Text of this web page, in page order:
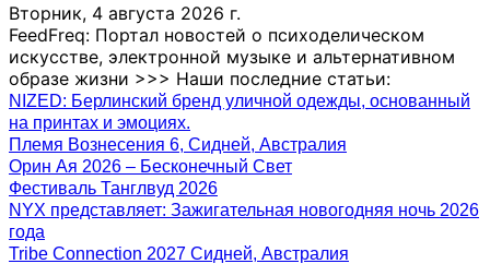
Вторник, 4 августа 2026 г.
FeedFreq: Портал новостей о психоделическом
искусстве, электронной музыке и альтернативном
образе жизни >>> Наши последние статьи:
NIZED: Берлинский бренд уличной одежды, основанный
на принтах и ​​эмоциях.
Племя Вознесения 6, Сидней, Австралия
Орин Ая 2026 – Бесконечный Свет
Фестиваль Танглвуд 2026
NYX представляет: Зажигательная новогодняя ночь 2026
года
Tribe Connection 2027 Сидней, Австралия